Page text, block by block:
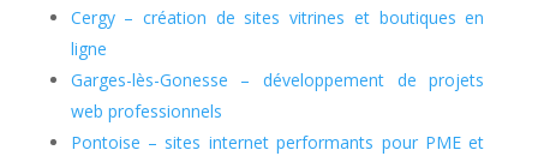
Cergy – création de sites vitrines et boutiques en
ligne
Garges-lès-Gonesse – développement de projets
web professionnels
Pontoise – sites internet performants pour PME et